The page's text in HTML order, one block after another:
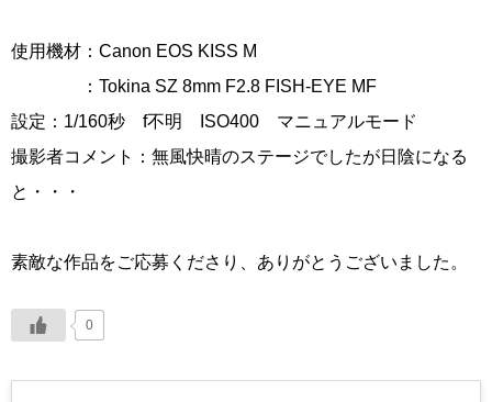
使用機材：Canon EOS KISS M
：Tokina SZ 8mm F2.8 FISH-EYE MF
設定：1/160秒 f不明 ISO400 マニュアルモード
撮影者コメント：無風快晴のステージでしたが日陰になる
と・・・
素敵な作品をご応募くださり、ありがとうございました。
0